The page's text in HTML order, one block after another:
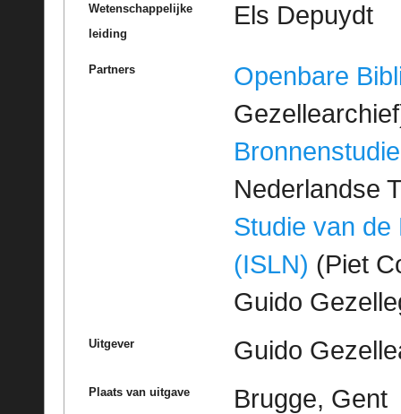
Wetenschappelijke
leiding
Els Depuydt
Partners
Openbare
Bronnenstudie
Nederlandse
Studie van de
(ISLN) (Piet
Guido
Uitgever Guido
Plaats van uitgave Brugge, Gent